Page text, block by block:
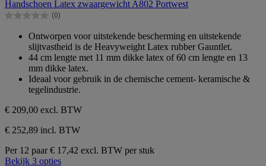
de
5
Handschoen Latex zwaargewicht A802 Portwest
(0)
0.0
sterren.
Ontworpen voor uitstekende bescherming en uitstekende
slijtvastheid is de Heavyweight Latex rubber Gauntlet.
44 cm lengte met 11 mm dikke latex of 60 cm lengte en 13
mm dikke latex.
Ideaal voor gebruik in de chemische cement- keramische &
tegelindustrie.
€ 209,00 excl. BTW
€ 252,89 incl. BTW
Per 12 paar € 17,42 excl. BTW per stuk
Bekijk 3 opties